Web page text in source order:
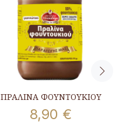
ΠΡΑΛΙΝΑ ΦΟΥΝΤΟΥΚΙΟΥ
8,90 €